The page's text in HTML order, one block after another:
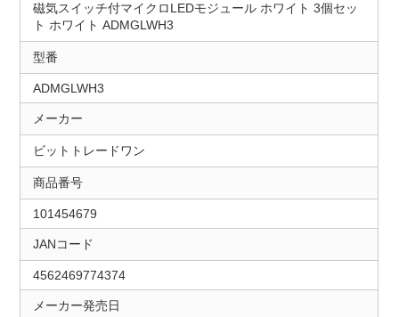
磁気スイッチ付マイクロLEDモジュール ホワイト 3個セッ
ト ホワイト ADMGLWH3
型番
ADMGLWH3
メーカー
ビットトレードワン
商品番号
101454679
JANコード
4562469774374
メーカー発売日